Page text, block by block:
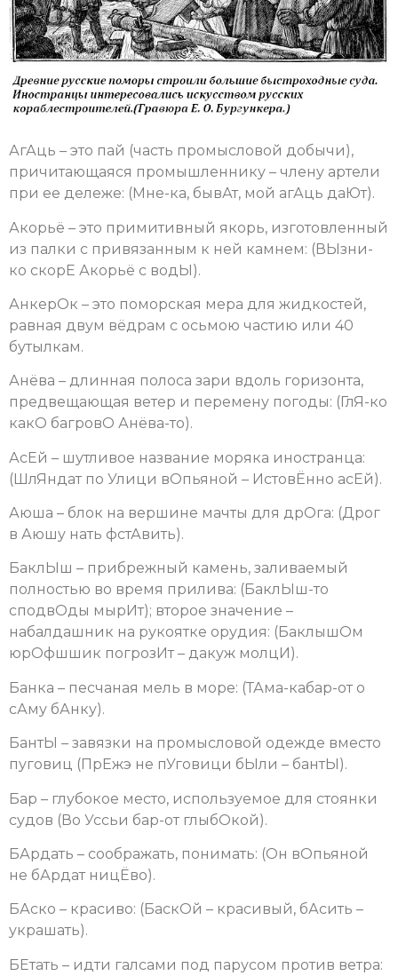
АгАць – это пай (часть промысловой добычи),
причитающаяся промышленнику – члену артели
при ее дележе: (Мне-ка, бывАт, мой агАць даЮт).
Акорьё – это примитивный якорь, изготовленный
из палки с привязанным к ней камнем: (ВЫзни-
ко скорЕ Акорьё с водЫ).
АнкерОк – это поморская мера для жидкостей,
равная двум вёдрам с осьмою частию или 40
бутылкам.
Анёва – длинная полоса зари вдоль горизонта,
предвещающая ветер и перемену погоды: (ГлЯ-ко
какО багровО Анёва-то).
АсЕй – шутливое название моряка иностранца:
(ШлЯндат по Улици вОпьяной – ИстовЁнно асЕй).
Аюша – блок на вершине мачты для дрОга: (Дрог
в Аюшу нать фстАвить).
БаклЫш – прибрежный камень, заливаемый
полностью во время прилива: (БаклЫш-то
сподвОды мырИт); второе значение –
набалдашник на рукоятке орудия: (БаклышОм
юрОфшшик погрозИт – дакуж молцИ).
Банка – песчаная мель в море: (ТАма-кабар-от о
сАму бАнку).
БантЫ – завязки на промысловой одежде вместо
пуговиц (ПрЕжэ не пУговици бЫли – бантЫ).
Бар – глубокое место, используемое для стоянки
судов (Во Уссьи бар-от глыбОкой).
БАрдать – соображать, понимать: (Он вОпьяной
не бАрдат ницЁво).
БАско – красиво: (БаскОй – красивый, бАсить –
украшать).
БЕтать – идти галсами под парусом против ветра: